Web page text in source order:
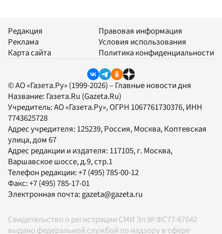
Редакция
Реклама
Карта сайта
Правовая информация
Условия использования
Политика конфиденциальности
© АО «Газета.Ру» (1999-2026) – Главные новости дня
Название: Газета.Ru (Gazeta.Ru)
Учредитель:АО «Газета.Ру», ОГРН 1067761730376, ИНН
7743625728
Адрес учредителя: 125239, Россия, Москва, Коптевская
улица, дом 67
Адрес редакции и издателя: 117105, г. Москва,
Варшавское шоссе, д.9, стр.1
Телефон редакции:+7 (495) 785-00-12
Факс:+7 (495) 785-17-01
Электронная почта:gazeta@gazeta.ru
Свидетельство о регистрации СМИ Эл № ФС77-67642
выдано федеральной службой по надзору в сфере